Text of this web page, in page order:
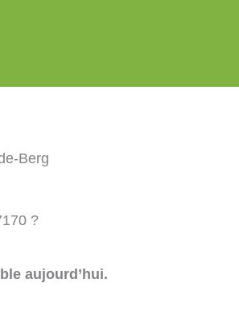
Berg
?
aujourd’hui.